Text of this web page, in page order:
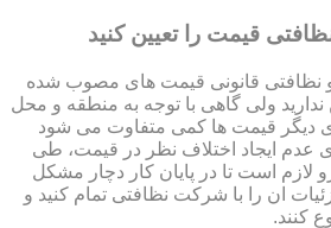
قیمت را تعیین کنید
نظافتی قانونی قیمت های مصوب شده
ندارید ولی گاهی با توجه به منطقه و محل
دیگر قیمت ها کمی متفاوت می شود
عدم ایجاد اختلاف نظر در قیمت، طی
لازم است تا در پایان کار دچار مشکل
ان را با شرکت نظافتی تمام کنید و
کنند.